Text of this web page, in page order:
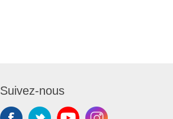
Suivez-nous